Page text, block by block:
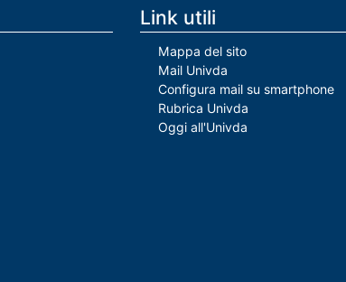
Link utili
Mappa del sito
Mail Univda
Configura mail su smartphone
Rubrica Univda
Oggi all'Univda